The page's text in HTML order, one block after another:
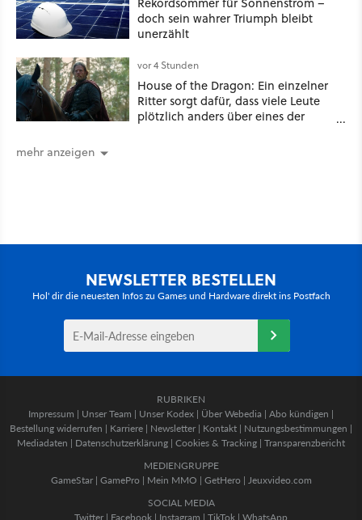
doch sein wahrer Triumph bleibt
unerzählt
vor 4 Stunden
House of the Dragon: Ein einzelner
Ritter sorgt dafür, dass viele Leute
plötzlich anders über eines der
mehr anzeigen
NEWSLETTER BESTELLEN
Hol' dir die neuesten Infos zu Games und Hardware direkt ins Postfach
RUBRIKEN
Impressum | Unser Team | Unser Kodex | Über Webedia | Abo kündigen |
Bestellung widerrufen | Karriere | Newsletter | Kontakt | Nutzungsbestimmungen |
Mediadaten | Datenschutzerklärung | Cookies & Tracking | Transparenzbericht
MEDIENGRUPPE
GameStar| GamePro | Mein MMO | GetHero | Jeuxvideo.com
SOCIAL MEDIA
Twitter | Facebook | Instagram | TikTok | WhatsApp